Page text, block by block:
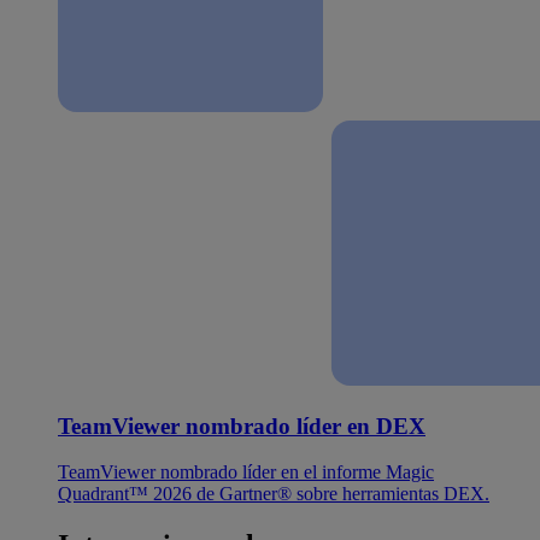
TeamViewer nombrado líder en DEX
TeamViewer nombrado líder en el informe Magic
Quadrant™ 2026 de Gartner® sobre herramientas DEX.